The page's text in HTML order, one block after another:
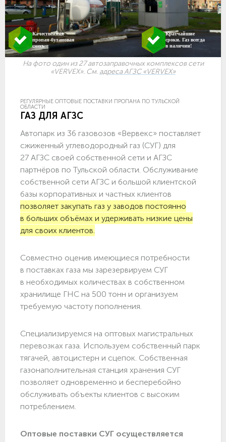
Качественная
пропан-бутановая
смесь
Кратчайшие
сроки. Газ всегда
в наличии!
На фото один из 27 автозаправочных комплексов сети
«VERVEX». См. адреса АГЗС «VERVEX»
РЕГУЛЯРНЫЕ ОПТОВЫЕ ПОСТАВКИ ПРОПАНА ПО ТУЛЬСКОЙ
ОБЛАСТИ
ГАЗ ДЛЯ АГЗС
Автопарк из 36 газовозов «Вервекс» поставляет
сжиженный углеводородный газ (СУГ) для
27 АГЗС своей собственной сети и АГЗС
партнёров по Тульской области. Обслуживание
собственной сети АГЗС и большой клиентской
базы корпоративных и частных клиентов
позволяет закупать газ у заводов постоянно
в больших объёмах и удерживать низкие цены
для своих клиентов.
Совместно оценив имеющиеся потребности
в поставках газа мы зарезервируем СУГ
в необходимых количествах в собственном
хранилище ГНС на 500 тонн и организуем
требуемую частоту пополнения.
Специализируемся на оптовых магистральных
перевозках газа. Используем собственный парк
тягачей, автоцистерн и сцепок. Собственная
газонаполнительная станция хранения СУГ
позволяет одновременно и бесперебойно
обслуживать объекты клиентов с высоким
потреблением.
Оптовые поставки СУГ осуществляется